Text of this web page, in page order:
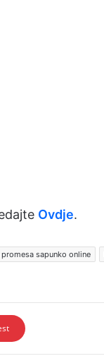
Ovdje.
promesa sapunko online